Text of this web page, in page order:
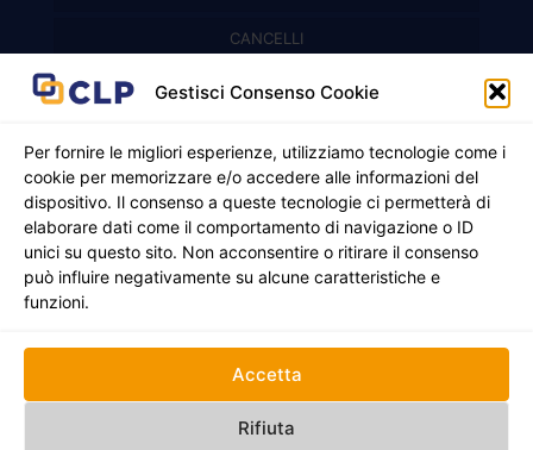
Gestisci Consenso Cookie
Per fornire le migliori esperienze, utilizziamo tecnologie come i
cookie per memorizzare e/o accedere alle informazioni del
dispositivo. Il consenso a queste tecnologie ci permetterà di
elaborare dati come il comportamento di navigazione o ID
unici su questo sito. Non acconsentire o ritirare il consenso
può influire negativamente su alcune caratteristiche e
funzioni.
Accetta
Rifiuta
Recinzioni modulari
Recinzioni a pannelli
CANCELLI
Cancelli prefabbricati
Cancelli in ferro battuto
Cancelli a due ante
Cancelli scorrevoli
APPLICAZIONI
Griglie e chiusini
Inferriate
Nicchie per gas ed elettricità
© 2021 - 2026 CLP SRLS All Rights Reserved.
CF e P. IVA 05130250235 | Sede legale Via Alessandro
Credits:Creativart
CANCELLI